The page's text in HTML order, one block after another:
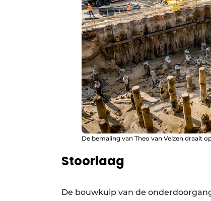
De bemaling van Theo van Velzen draait
Stoorlaag
De bouwkuip van de